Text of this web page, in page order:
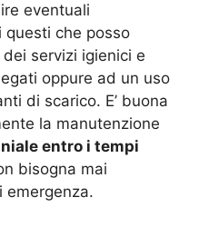
eventuali
questi che posso
dei servizi igienici e
oppure ad un uso
di scarico. E’ buona
la manutenzione
entro i tempi
bisogna mai
emergenza.